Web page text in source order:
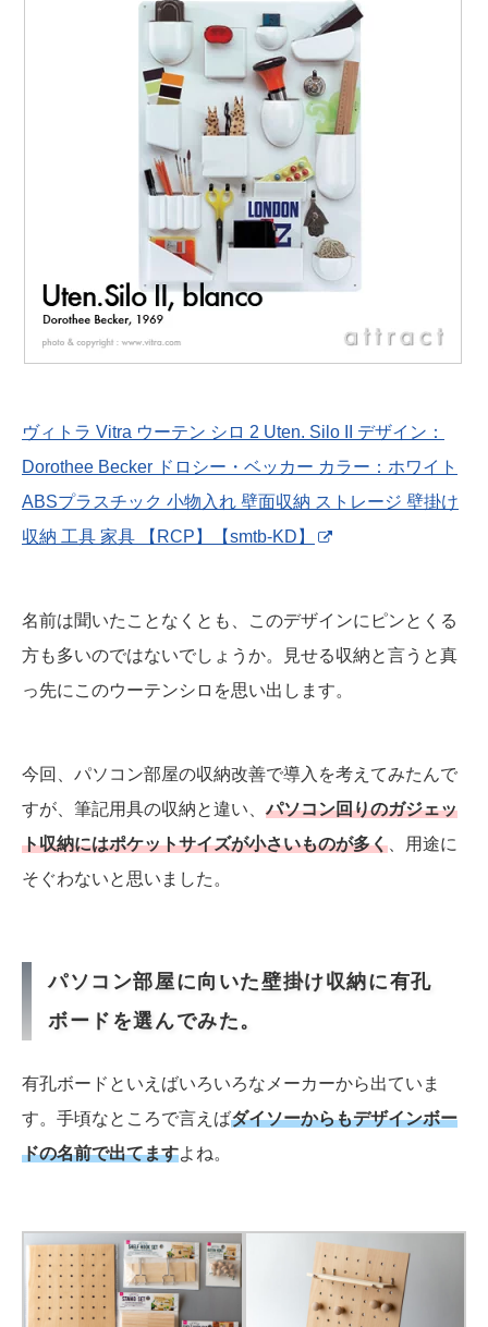
ヴィトラ Vitra ウーテン シロ 2 Uten. Silo II デザイン：
Dorothee Becker ドロシー・ベッカー カラー：ホワイト
ABSプラスチック 小物入れ 壁面収納 ストレージ 壁掛け
収納 工具 家具 【RCP】【smtb-KD】
名前は聞いたことなくとも、このデザインにピンとくる
方も多いのではないでしょうか。見せる収納と言うと真
っ先にこのウーテンシロを思い出します。
今回、パソコン部屋の収納改善で導入を考えてみたんで
すが、筆記用具の収納と違い、パソコン回りのガジェッ
ト収納にはポケットサイズが小さいものが多く 、用途に
そぐわないと思いました。
パソコン部屋に向いた壁掛け収納に有孔
ボードを選んでみた。
有孔ボードといえばいろいろなメーカーから出ていま
す。手頃なところで言えばダイソーからもデザインボー
ドの名前で出てますよね。